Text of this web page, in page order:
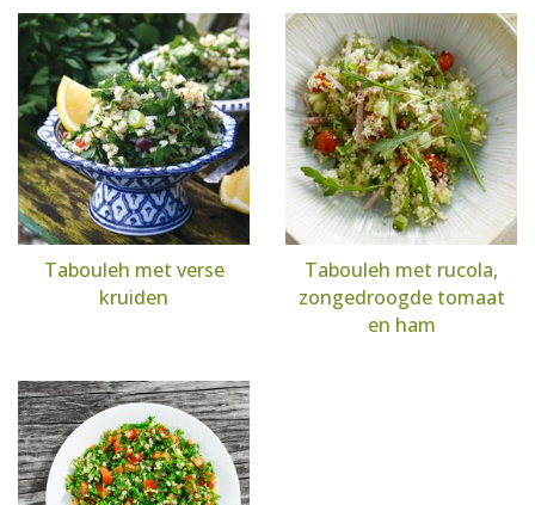
Tabouleh met verse
kruiden
Tabouleh met rucola,
zongedroogde tomaat
en ham